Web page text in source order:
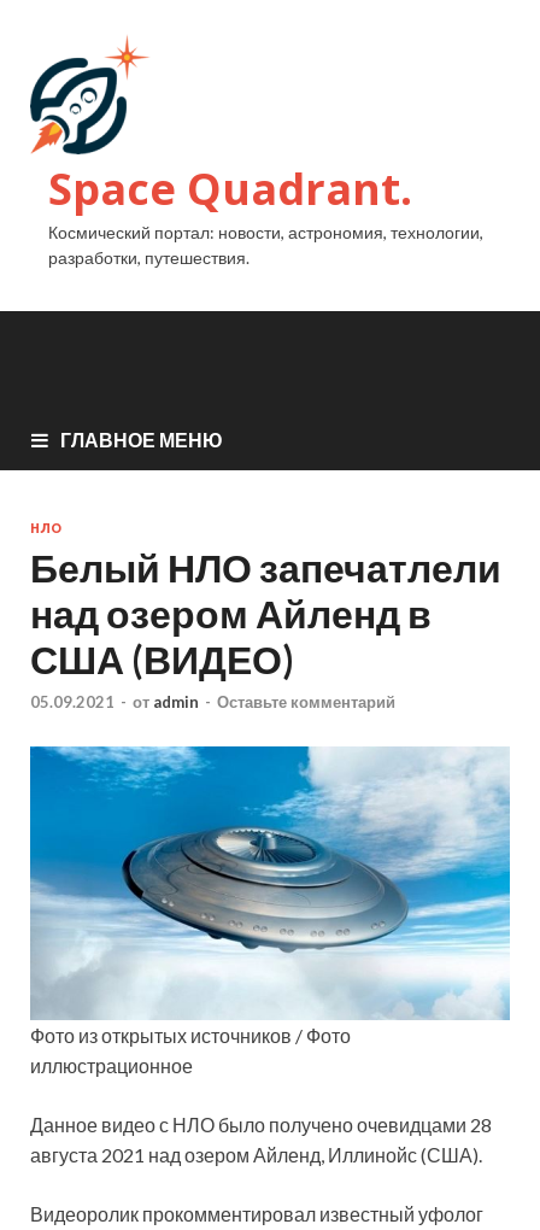
Space Quadrant.
Космический портал: новости, астрономия, технологии,
разработки, путешествия.
ГЛАВНОЕ МЕНЮ
НЛО
Белый НЛО запечатлели
над озером Айленд в
США (ВИДЕО)
05.09.2021 - от admin - Оставьте комментарий
Фото из открытых источников / Фото
иллюстрационное
Данное видео с НЛО было получено очевидцами 28
августа 2021 над озером Айленд, Иллинойс (США).
Видеоролик прокомментировал известный уфолог